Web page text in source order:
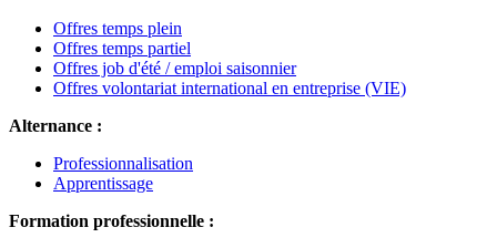
Offres temps plein
Offres temps partiel
Offres job d'été / emploi saisonnier
Offres volontariat international en entreprise (VIE)
Alternance :
Professionnalisation
Apprentissage
Formation professionnelle :